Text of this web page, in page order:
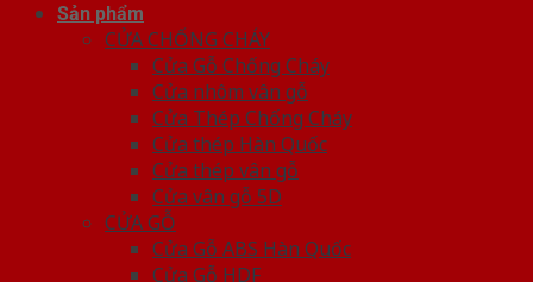
Sản phẩm
CỬA CHỐNG CHÁY
Cửa Gỗ Chống Cháy
Cửa nhôm vân gỗ
Cửa Thép Chống Cháy
Cửa thép Hàn Quốc
Cửa thép vân gỗ
Cửa vân gỗ 5D
CỬA GỖ
Cửa Gỗ ABS Hàn Quốc
Cửa Gỗ HDF